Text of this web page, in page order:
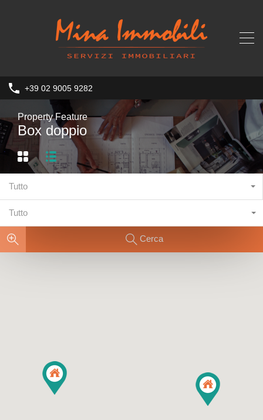
+39 02 9005 9282
Property Feature
Box doppio
Tutto
Tutto
Cerca